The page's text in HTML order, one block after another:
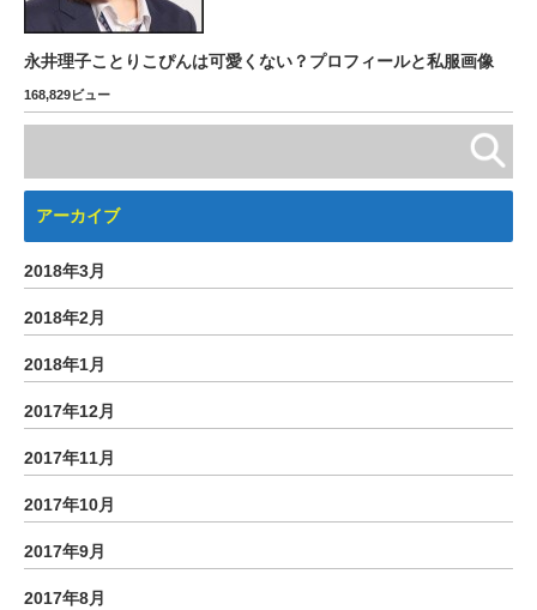
永井理子ことりこぴんは可愛くない？プロフィールと私服画像
168,829ビュー
アーカイブ
2018年3月
2018年2月
2018年1月
2017年12月
2017年11月
2017年10月
2017年9月
2017年8月